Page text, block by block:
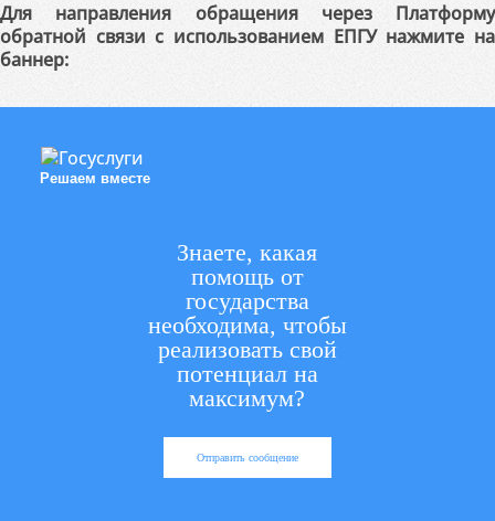
Для направления обращения через Платформу
обратной связи с использованием ЕПГУ нажмите на
баннер:
Решаем вместе
Знаете, какая
помощь от
государства
необходима, чтобы
реализовать свой
потенциал на
максимум?
Отправить сообщение